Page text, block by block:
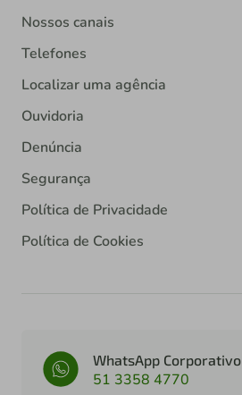
Nossos canais
Telefones
Localizar uma agência
Ouvidoria
Denúncia
Segurança
Política de Privacidade
Política de Cookies
WhatsApp Corporativo
51 3358 4770